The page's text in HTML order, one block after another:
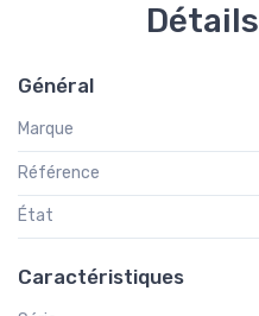
Général
Marque
Référence
État
Caractéristiques